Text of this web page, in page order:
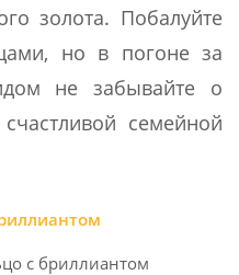
золота. Побалуйте
но в погоне за
не забывайте о
семейной
с бриллиантом